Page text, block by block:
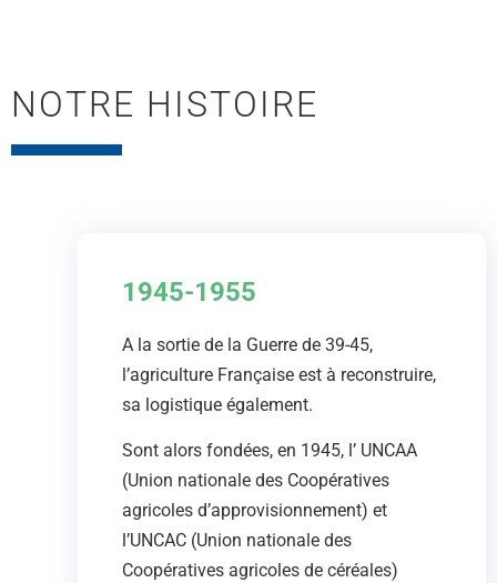
SOMMES-
NOTRE HISTOIRE
1945-1955
A la sortie de la Guerre de 39-45,
l’agriculture Française est à reconstruire,
sa logistique également.
Sont alors fondées, en 1945, l’ UNCAA
(Union nationale des Coopératives
agricoles d’approvisionnement) et
l’UNCAC (Union nationale des
Coopératives agricoles de céréales)